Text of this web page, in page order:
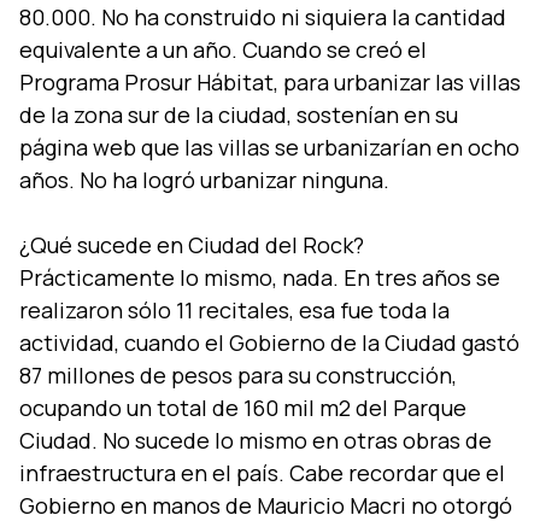
80.000. No ha construido ni siquiera la cantidad
equivalente a un año. Cuando se creó el
Programa Prosur Hábitat, para urbanizar las villas
de la zona sur de la ciudad, sostení­an en su
página web que las villas se urbanizarí­an en ocho
años. No ha logró urbanizar ninguna.
¿Qué sucede en Ciudad del Rock?
Prácticamente lo mismo, nada. En tres años se
realizaron sólo 11 recitales, esa fue toda la
actividad, cuando el Gobierno de la Ciudad gastó
87 millones de pesos para su construcción,
ocupando un total de 160 mil m2 del Parque
Ciudad. No sucede lo mismo en otras obras de
infraestructura en el paí­s. Cabe recordar que el
Gobierno en manos de Mauricio Macri no otorgó